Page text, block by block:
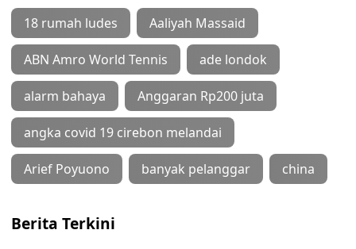
18 rumah ludes Aaliyah Massaid
ABN Amro World Tennis ade londok
alarm bahaya Anggaran Rp200 juta
angka covid 19 cirebon melandai
Arief Poyuono banyak pelanggar china
Berita Terkini